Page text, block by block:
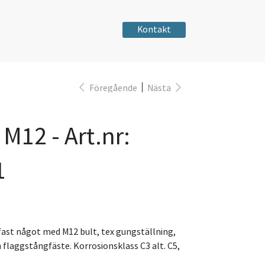
Kontakt
Föregående Nästa
- Art.nr:
något med M12 bult, tex gungställning,
Korrosionsklass C3 alt. C5,